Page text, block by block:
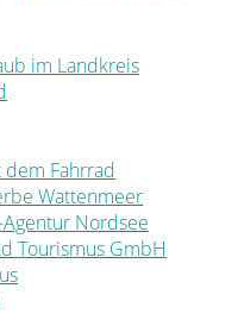
im Landkreis
Fahrrad
Wattenmeer
Nordsee
Tourismus GmbH